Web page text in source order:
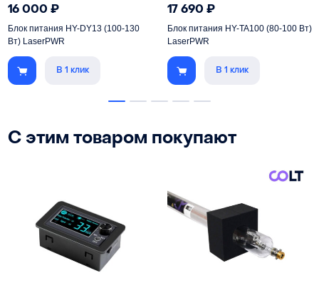
16 000 ₽
Блок питания HY-DY13 (100-130
Вт) LaserPWR
В 1 клик
17 690 ₽
Блок питания HY-TA100 (80-100 Вт)
LaserPWR
В 1 клик
С этим товаром покупают